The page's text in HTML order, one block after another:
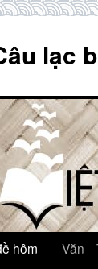
lạc
hôm
Văn